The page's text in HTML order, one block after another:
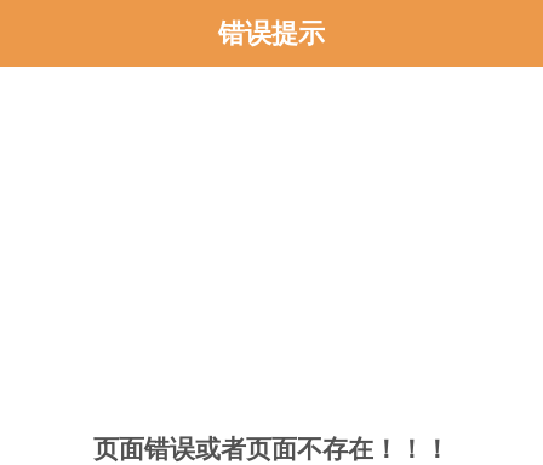
错误提示
页面错误或者页面不存在！！！